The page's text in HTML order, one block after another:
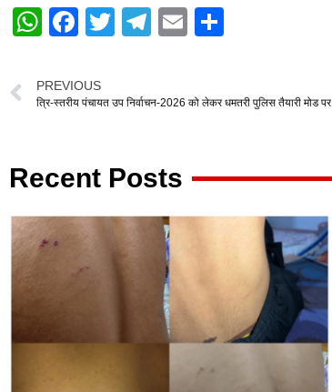
W
at
s
p
p
F
c
e
o
o
k
T
er
T
gr
m
E
e
PREVIOUS
त्रि-स्तरीय पंचायत उप निर्वाचन-2026 को लेकर धमतरी पुलिस तैयारी मोड पर
Recent Posts